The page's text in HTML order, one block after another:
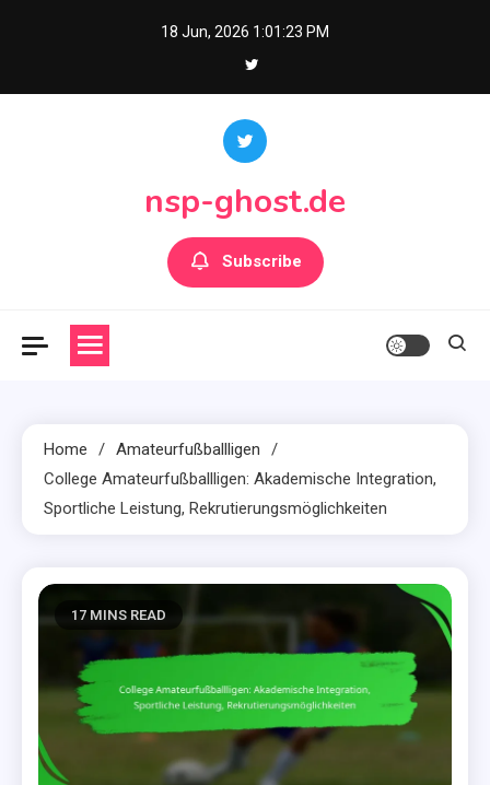
18 Jun, 2026 1:01:25 PM
nsp-ghost.de
Subscribe
Home
Amateurfußballligen
College Amateurfußballligen: Akademische Integration,
Sportliche Leistung, Rekrutierungsmöglichkeiten
17 MINS READ